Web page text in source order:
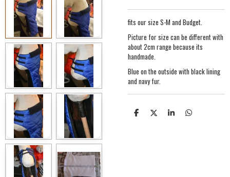
fits our size S-M and Budget.
Picture for size can be different with
about 2cm range because its
handmade.
Blue on the outside with black lining
and navy fur.
S S S S